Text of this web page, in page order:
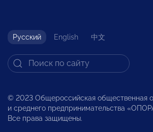
Русский English 中文
© 2023 Общероссийская общественная
и среднего предпринимательства
Все права защищены.